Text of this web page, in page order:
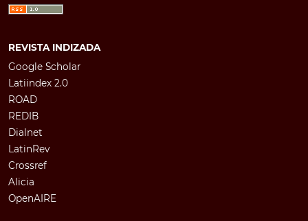
REVISTA INDIZADA
Google Scholar
Latiindex 2.0
ROAD
REDIB
Dialnet
LatinRev
Crossref
Alicia
OpenAIRE